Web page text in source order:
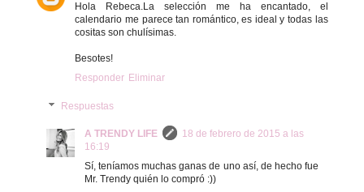
Hola Rebeca.La selección me ha encantado, el
calendario me parece tan romántico, es ideal y todas las
cositas son chulísimas.
Besotes!
Responder Eliminar
Respuestas
A TRENDY LIFE
18 de febrero de 2015 a las
16:19
Sí, teníamos muchas ganas de uno así, de hecho fue
Mr. Trendy quién lo compró :))